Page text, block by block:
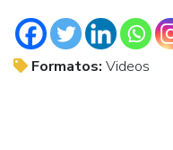
Formatos: Videos